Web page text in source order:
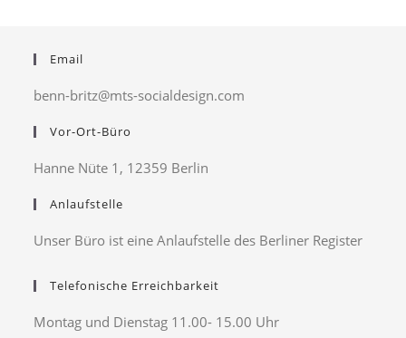
Email
benn-britz@mts-socialdesign.com
Vor-Ort-Büro
Hanne Nüte 1, 12359 Berlin
Anlaufstelle
Unser Büro ist eine Anlaufstelle des Berliner Register
Telefonische Erreichbarkeit
Montag und Dienstag 11.00- 15.00 Uhr